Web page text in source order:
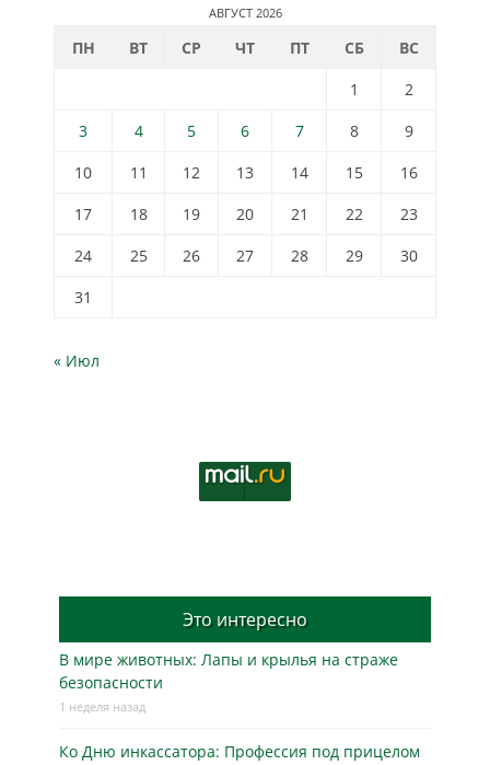
АВГУСТ 2026
ПН ВТ СР ЧТ ПТ СБ
ВС
1
2
3
4 5 6 7 8
9
10
11 12 13 14 15
16
17
18 19 20 21 22
23
24
25 26 27 28 29
30
31
« Июл
Это интересно
В мире животных: Лапы и крылья на страже
безопасности
1 неделя назад
Ко Дню инкассатора: Профессия под прицелом